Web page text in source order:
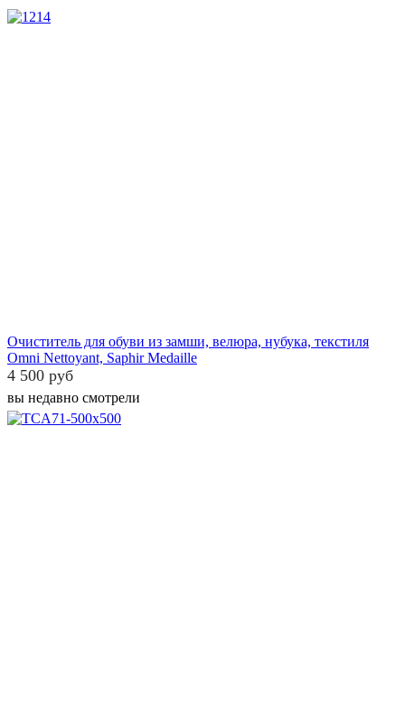
Очиститель для обуви из замши, велюра, нубука, текстиля
Omni Nettoyant, Saphir Medaille
4 500 руб
вы недавно смотрели